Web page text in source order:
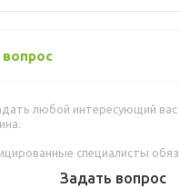
любой интересующий вас
специалисты
Задать вопрос